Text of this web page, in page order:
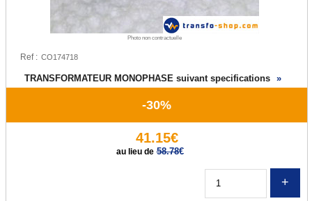
Photo non contractuelle
Ref :
TRANSFORMATEUR MONOPHASE suivant specifications »
-30%
41.15€
au lieu de 58.78€